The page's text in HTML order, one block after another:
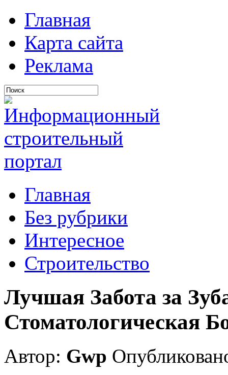
Главная
Карта сайта
Реклама
Главная
Без рубрики
Интересное
Строительство
Лучшая Забота за
Стоматологическая
Автор: Gwp